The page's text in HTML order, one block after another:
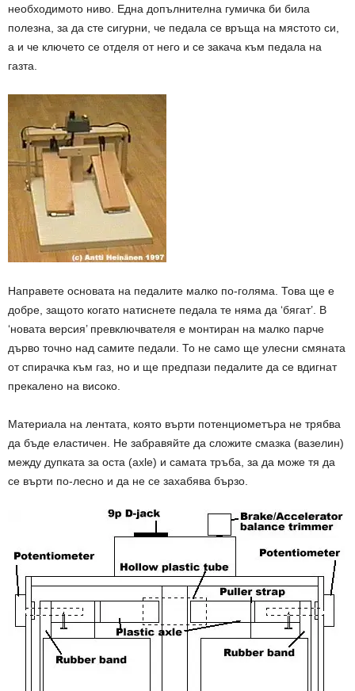
необходимото ниво. Една допълнителна гумичка би била
полезна, за да сте сигурни, че педала се връща на мястото си,
а и че ключето се отделя от него и се закача към педала на
газта.
Направете основата на педалите малко по-голяма. Това ще е
добре, защото когато натиснете педала те няма да ‘бягат’. В
‘новата версия’ превключвателя е монтиран на малко парче
дърво точно над самите педали. То не само ще улесни смяната
от спирачка към газ, но и ще предпази педалите да се вдигнат
прекалено на високо.
Материала на лентата, която върти потенциометъра не трябва
да бъде еластичен. Не забравяйте да сложите смазка (вазелин)
между дупката за оста (axle) и самата тръба, за да може тя да
се върти по-лесно и да не се захабява бързо.